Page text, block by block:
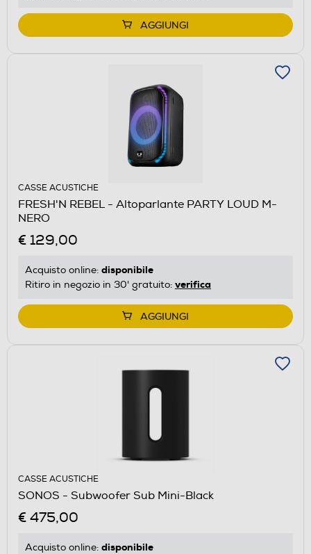
AGGIUNGI
CASSE ACUSTICHE
FRESH'N REBEL - Altoparlante PARTY LOUD M-
NERO
€ 129,00
Acquisto online: disponibile
Ritiro in negozio in 30' gratuito: verifica
AGGIUNGI
CASSE ACUSTICHE
SONOS - Subwoofer Sub Mini-Black
€ 475,00
Acquisto online: disponibile